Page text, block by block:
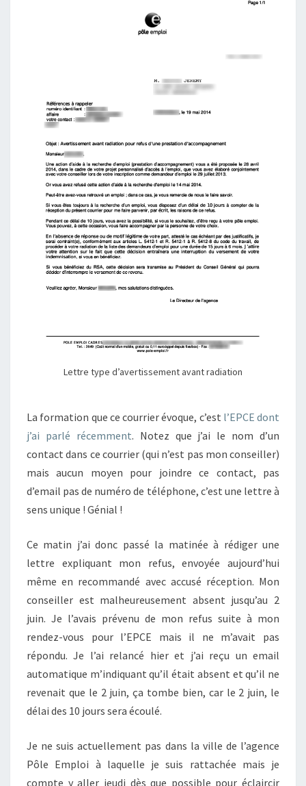
Lettre type d’avertissement avant radiation
La formation que ce courrier évoque, c’est l’EPCE dont
j’ai parlé récemment. Notez que j’ai le nom d’un
contact dans ce courrier (qui n’est pas mon conseiller)
mais aucun moyen pour joindre ce contact, pas
d’email pas de numéro de téléphone, c’est une lettre à
sens unique ! Génial !
Ce matin j’ai donc passé la matinée à rédiger une
lettre expliquant mon refus, envoyée aujourd’hui
même en recommandé avec accusé réception. Mon
conseiller est malheureusement absent jusqu’au 2
juin. Je l’avais prévenu de mon refus suite à mon
rendez-vous pour l’EPCE mais il ne m’avait pas
répondu. Je l’ai relancé hier et j’ai reçu un email
automatique m’indiquant qu’il était absent et qu’il ne
revenait que le 2 juin, ça tombe bien, car le 2 juin, le
délai des 10 jours sera écoulé.
Je ne suis actuellement pas dans la ville de l’agence
Pôle Emploi à laquelle je suis rattachée mais je
compte y aller jeudi dès que possible pour éclaircir